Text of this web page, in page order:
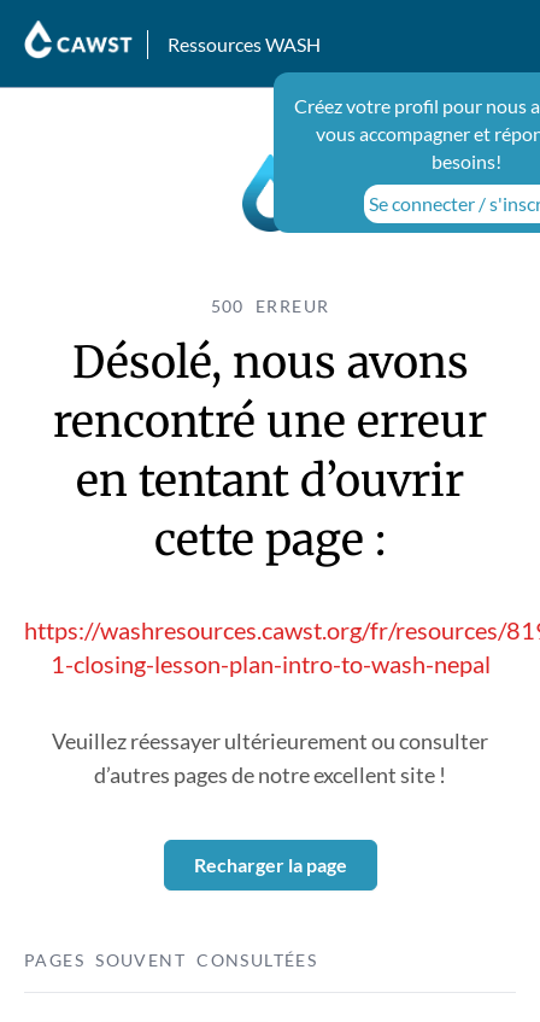
Ressources WASH
Créez votre profil pour nous
vous accompagner et
besoins!
Se connecter /
500 ERREUR
Désolé, nous avons
rencontré une erreur
en tentant d’ouvrir
cette page :
https://washresources.cawst.org/fr/resources/
1-closing-lesson-plan-intro-to-wash-nepal
Veuillez réessayer ultérieurement ou consulter
d’autres pages de notre excellent site !
Recharger la page
PAGES SOUVENT CONSULTÉES